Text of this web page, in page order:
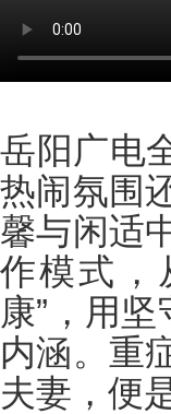
岳阳广电
热闹氛围
馨与闲适
作模式，
康”，用
内涵。重
夫妻，便